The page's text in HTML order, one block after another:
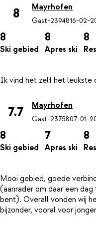
8 Mayrhofen
Gast-2394816-02-
8
Ski gebied
8
Apres ski
8
7.7 Mayrhofen
Gast-2375807-01-
8
Ski gebied
7
Apres ski
8
Mooi gebied, goede
(aanrader om daar een
bent). Overall vonden wij